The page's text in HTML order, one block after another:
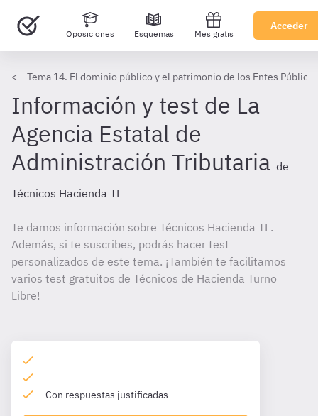
Oposiciones Esquemas Mes gratis
Acceder
Tema 14. El dominio público y el patrimonio de los Entes Públicos
Información y test de La
Agencia Estatal de
Administración Tributaria de
Técnicos Hacienda TL
Te damos información sobre Técnicos Hacienda TL.
Además, si te suscribes, podrás hacer test
personalizados de este tema. ¡También te facilitamos
varios test gratuitos de Técnicos de Hacienda Turno
Libre!
Con respuestas justificadas